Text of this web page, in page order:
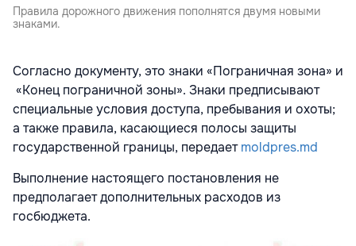
Правила дорожного движения пополнятся двумя новыми
знаками.
Согласно документу, это знаки «Пограничная зона» и
«Конец пограничной зоны». Знаки предписывают
специальные условия доступа, пребывания и охоты;
а также правила, касающиеся полосы защиты
государственной границы, передаетmoldpres.md
Выполнение настоящего постановления не
предполагает дополнительных расходов из
госбюджета.